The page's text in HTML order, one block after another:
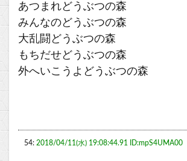
あつまれどうぶつの森
みんなのどうぶつの森
大乱闘どうぶつの森
もちだせどうぶつの森
外へいこうよどうぶつの森
54: 2018/04/11(水) 19:08:44.91 ID:mpS4UMA00